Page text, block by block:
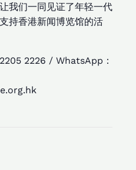
我们一同见证了年轻一代
持香港新闻博览馆的活
2226 / WhatsApp：